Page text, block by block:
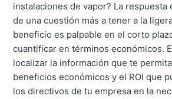
instalaciones de vapor? La respuesta
de una cuestión más a tener a la
beneficio es palpable en el corto
cuantificar en términos económicos.
localizar la información que te
beneficios económicos y el ROI que
los directivos de tu empresa en la